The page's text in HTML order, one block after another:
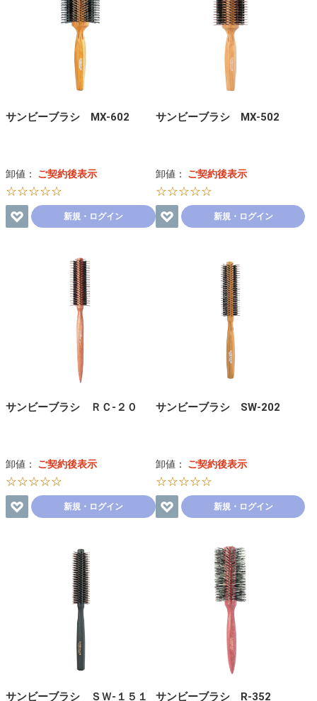
サンビーブラシ MX-602
卸値： ご契約後表示
☆☆☆☆☆
新規・ログイン
サンビーブラシ MX-502
卸値： ご契約後表示
☆☆☆☆☆
新規・ログイン
サンビーブラシ ＲＣ-２０
卸値： ご契約後表示
☆☆☆☆☆
新規・ログイン
サンビーブラシ SW-202
卸値： ご契約後表示
☆☆☆☆☆
新規・ログイン
サンビーブラシ ＳＷ-１５１ サンビーブラシ R-352